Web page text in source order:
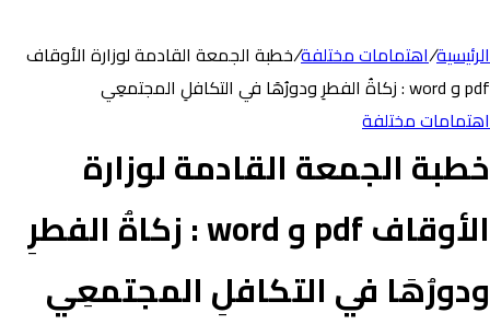
الرئيسية/اهتمامات مختلفة/خطبة الجمعة القادمة لوزارة الأوقاف
pdf و word : زكاةُ الفطرِ ودورُهَا في التكافلِ المجتمعِي
اهتمامات مختلفة
خطبة الجمعة القادمة لوزارة
الأوقاف pdf و word : زكاةُ الفطرِ
ودورُهَا في التكافلِ المجتمعِي